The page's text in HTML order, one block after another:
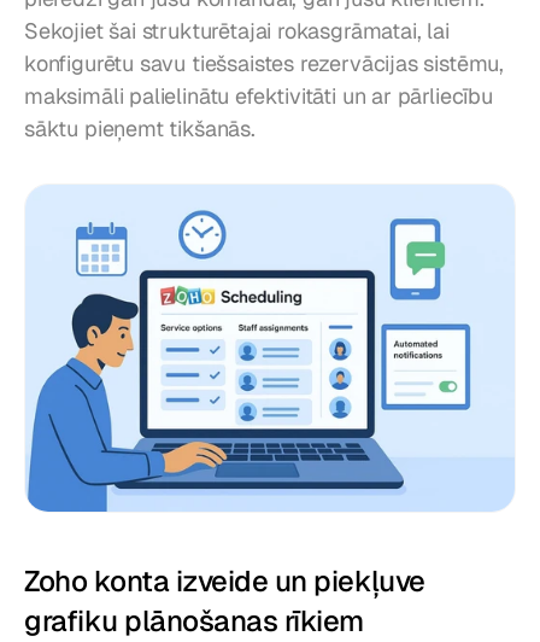
Sekojiet šai strukturētajai rokasgrāmatai, lai
konfigurētu savu tiešsaistes rezervācijas sistēmu,
maksimāli palielinātu efektivitāti un ar pārliecību
sāktu pieņemt tikšanās.
Zoho konta izveide un piekļuve
grafiku plānošanas rīkiem